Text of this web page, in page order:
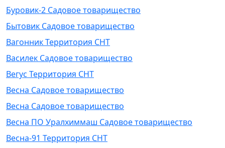
Буровик-2 Садовое товарищество
Бытовик Садовое товарищество
Вагонник Территория СНТ
Василек Садовое товарищество
Вегус Территория СНТ
Весна Садовое товарищество
Весна Садовое товарищество
Весна ПО Уралхиммаш Садовое товарищество
Весна-91 Территория СНТ